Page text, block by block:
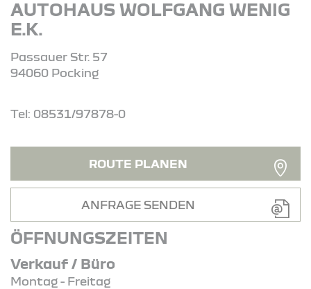
AUTOHAUS WOLFGANG WENIG
E.K.
Passauer Str. 57
94060 Pocking
Tel: 08531/97878-0
ROUTE PLANEN
ANFRAGE SENDEN
ÖFFNUNGSZEITEN
Verkauf / Büro
Montag - Freitag